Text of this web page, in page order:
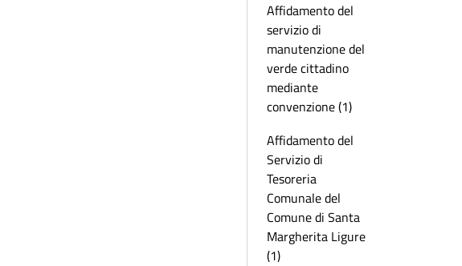
Affidamento del
servizio di
manutenzione del
verde cittadino
mediante
convenzione (1)
Affidamento del
Servizio di
Tesoreria
Comunale del
Comune di Santa
Margherita Ligure
(1)